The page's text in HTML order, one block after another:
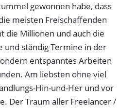
gewonnen habe, dass
meisten Freischaffenden
die Millionen und auch die
und ständig Termine in der
entspanntes Arbeiten
Am liebsten ohne viel
Hin-und-Her und vor
Der Traum aller Freelancer /